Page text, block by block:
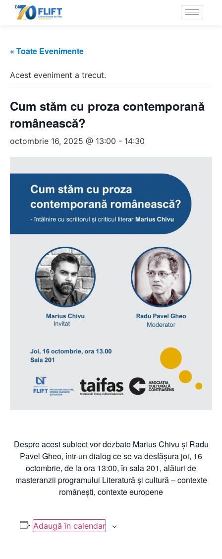
« Toate Evenimente
Acest eveniment a trecut.
Cum stăm cu proza contemporană
românească?
octombrie 16, 2025 @ 13:00 - 14:30
Despre acest subiect vor dezbate Marius Chivu și Radu
Pavel Gheo, într-un dialog ce se va desfășura joi, 16
octombrie, de la ora 13:00, în sala 201, alături de
masteranzii programului Literatură și cultură – contexte
românești, contexte europene
Adaugă în calendar